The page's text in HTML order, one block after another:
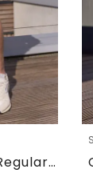
Chino Shorts im Regular Fit mit Flexbund